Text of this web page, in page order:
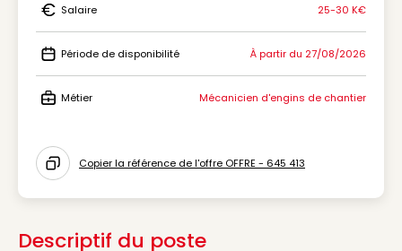
Icon Salaire
Salaire 25-30 K€
Icon Période de disponibilité
Période de disponibilité À partir du 27/08/2026
Métier Mécanicien d'engins de chantier
Icon copy to clipboard
Copier la référence de l'offre OFFRE - 645 413
Descriptif du poste